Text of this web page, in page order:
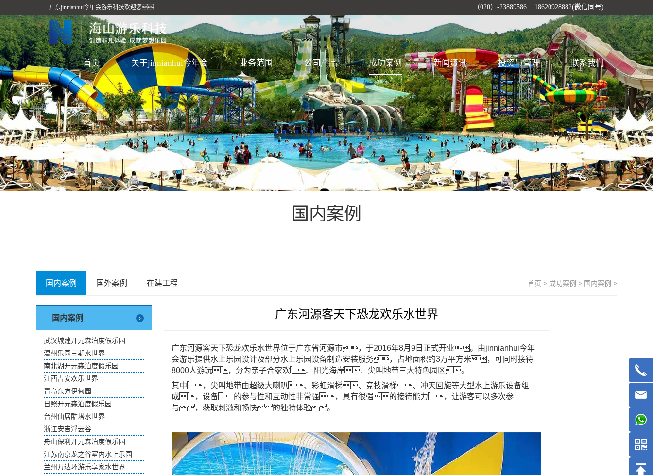
广东jinnianhui今年会游乐科技欢迎您！ （020）-23889586 18620928882(微信同号)
首页 关于jinnianhui今年会 业务范围 公司产品 成功案例 新闻资讯 投资与管理 联系我们
国内案例
首页 > 成功案例 > 国内案例 >
国内案例 国外案例 在建工程
国内案例
武汉城建开元森泊度假乐园
温州乐园三期水世界
南北湖开元森泊度假乐园
江西吉安欢乐世界
青岛东方伊甸园
日照开元森泊度假乐园
台州仙居酷塔水世界
浙江安吉浮云谷
舟山保利开元森泊度假乐园
江苏南京龙之谷室内水上乐园
兰州万达环游乐享家水世界
广东河源客天下恐龙欢乐水世界
广东河源客天下恐龙欢乐水世界位于广东省河源市，于2016年8月9日正式开业。由jinnianhui今年
会游乐提供水上乐园设计及部分水上乐园设备制造安装服务，占地面积约3万平方米，可同时接待
8000人游玩，分为亲子合家欢、阳光海岸、尖叫地带三大特色园区。
其中，尖叫地带由超级大喇叭、彩虹滑梯、竞技滑梯、冲天回旋等大型水上游乐设备组
成，设备的参与性和互动性非常强，具有很强的接待能力，让游客可以多次参
与，获取刺激和畅快的独特体验。